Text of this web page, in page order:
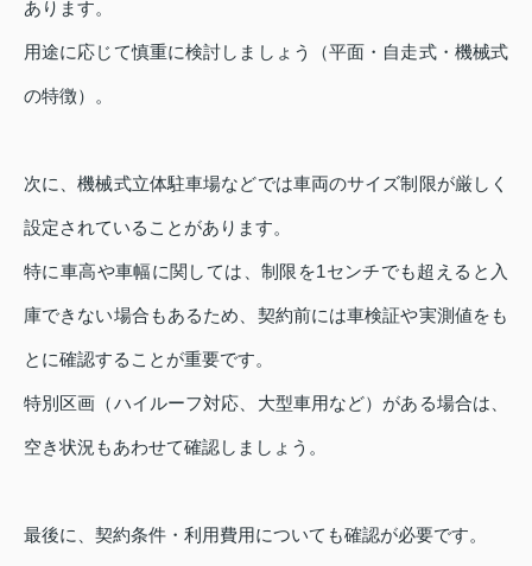
あります。
用途に応じて慎重に検討しましょう（平面・自走式・機械式
の特徴）。
次に、機械式立体駐車場などでは車両のサイズ制限が厳しく
設定されていることがあります。
特に車高や車幅に関しては、制限を1センチでも超えると入
庫できない場合もあるため、契約前には車検証や実測値をも
とに確認することが重要です。
特別区画（ハイルーフ対応、大型車用など）がある場合は、
空き状況もあわせて確認しましょう。
最後に、契約条件・利用費用についても確認が必要です。